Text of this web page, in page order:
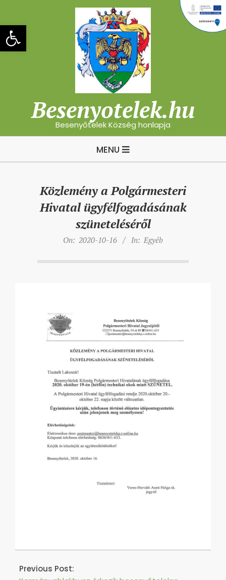
Eszköztár megnyitása
content
Besenyotelek.hu
Besenyőtelek Község honlapja
MENU
Közlemény a Polgármesteri
Hivatal ügyfélfogadásának
szüneteléséről
On: 2020-10-16 In: Egyéb
2020-
16
Previous Post: